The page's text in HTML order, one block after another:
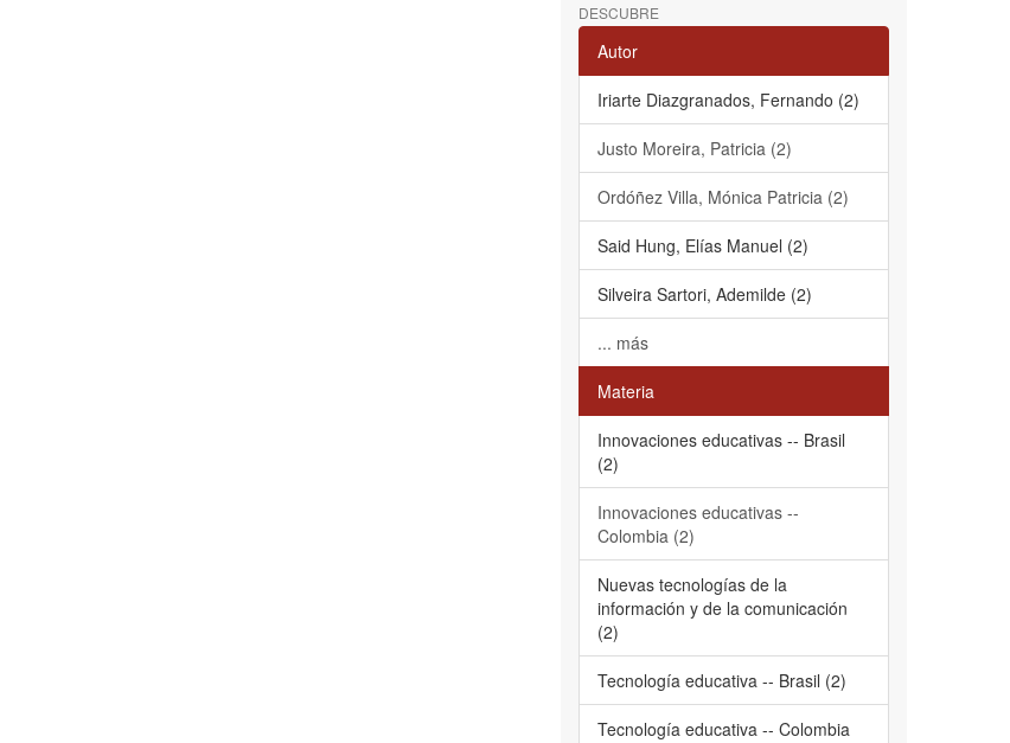
DESCUBRE
Autor
Iriarte Diazgranados, Fernando (2)
Justo Moreira, Patricia (2)
Ordóñez Villa, Mónica Patricia (2)
Said Hung, Elías Manuel (2)
Silveira Sartori, Ademilde (2)
... más
Materia
Innovaciones educativas -- Brasil
(2)
Innovaciones educativas --
Colombia (2)
Nuevas tecnologías de la
información y de la comunicación
(2)
Tecnología educativa -- Brasil (2)
Tecnología educativa -- Colombia